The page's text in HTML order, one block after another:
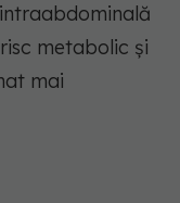
metabolic și
mai